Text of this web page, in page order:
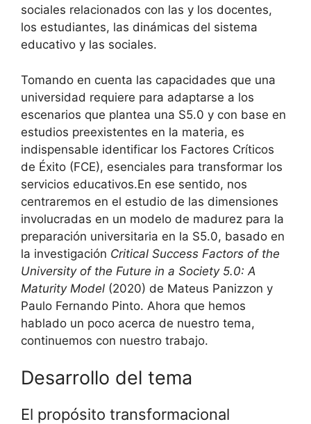
sociales relacionados con las y los docentes,
los estudiantes, las dinámicas del sistema
educativo y las sociales.
Tomando en cuenta las capacidades que una
universidad requiere para adaptarse a los
escenarios que plantea una S5.0 y con base en
estudios preexistentes en la materia, es
indispensable identificar los Factores Críticos
de Éxito (FCE), esenciales para transformar los
servicios educativos.En ese sentido, nos
centraremos en el estudio de las dimensiones
involucradas en un modelo de madurez para la
preparación universitaria en la S5.0, basado en
la investigación Critical Success Factors of the
University of the Future in a Society 5.0: A
Maturity Model (2020) de Mateus Panizzon y
Paulo Fernando Pinto. Ahora que hemos
hablado un poco acerca de nuestro tema,
continuemos con nuestro trabajo.
Desarrollo del tema
El propósito transformacional